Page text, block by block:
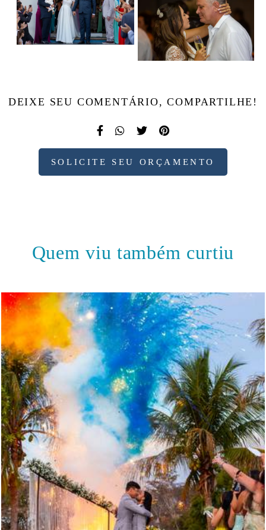
DEIXE SEU COMENTÁRIO, COMPARTILHE!
SOLICITE SEU ORÇAMENTO
Quem viu também curtiu
1325 0